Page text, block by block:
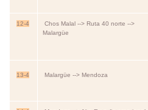
12-4
Chos Malal --> Ruta 40 norte -->
Malargüe
13-4 Malargüe --> Mendoza